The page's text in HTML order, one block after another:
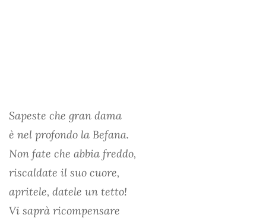
Sapeste che gran dama
è nel profondo la Befana.
Non fate che abbia freddo,
riscaldate il suo cuore,
apritele, datele un tetto!
Vi saprà ricompensare